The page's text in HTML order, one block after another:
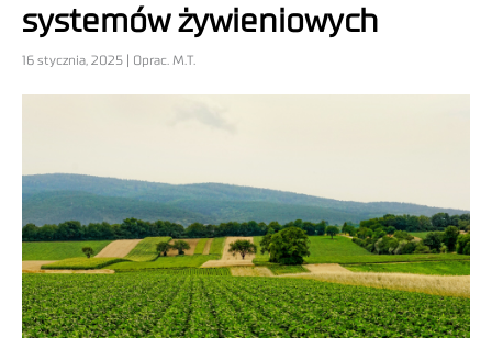
systemów żywieniowych
16 stycznia, 2025 | Oprac. M.T.